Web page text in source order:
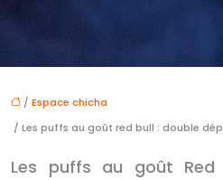
/ Espace chicha
/ Les puffs au goût red bull : double
Les puffs au goût Red